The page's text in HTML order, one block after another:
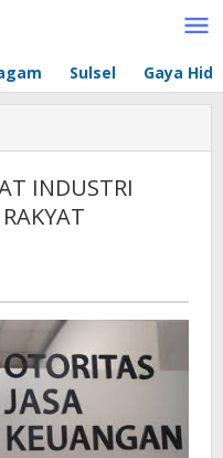
Sulsel Gaya
INDUSTRI